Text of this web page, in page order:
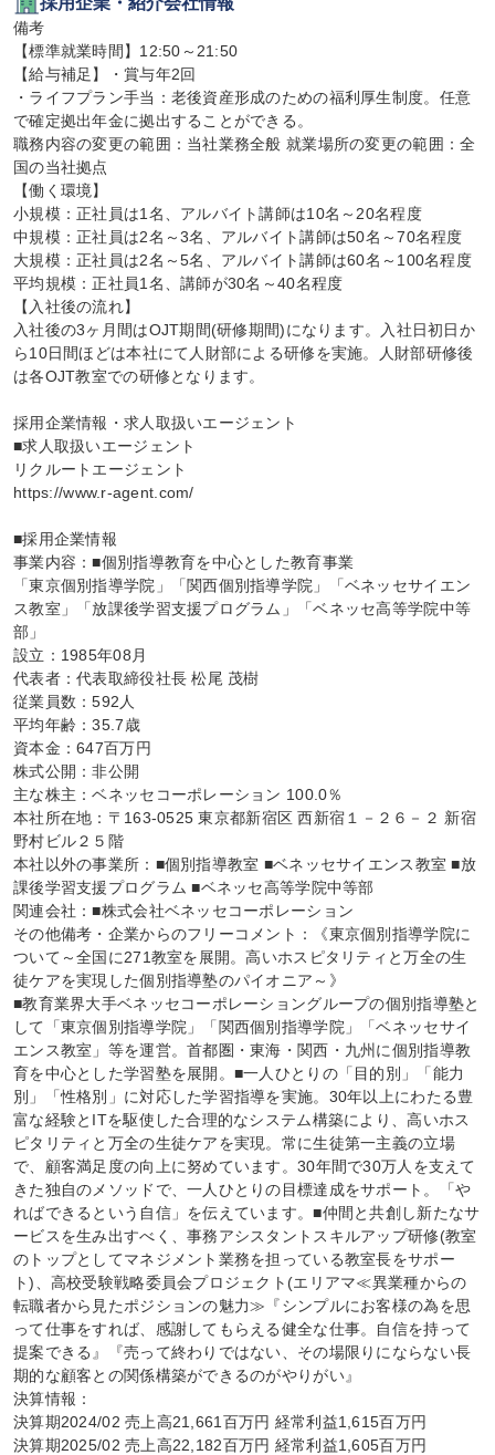
備考
【標準就業時間】12:50～21:50
【給与補足】・賞与年2回
・ライフプラン手当：老後資産形成のための福利厚生制度。任意
で確定拠出年金に拠出することができる。
職務内容の変更の範囲：当社業務全般 就業場所の変更の範囲：全
国の当社拠点
【働く環境】
小規模：正社員は1名、アルバイト講師は10名～20名程度
中規模：正社員は2名～3名、アルバイト講師は50名～70名程度
大規模：正社員は2名～5名、アルバイト講師は60名～100名程度
平均規模：正社員1名、講師が30名～40名程度
【入社後の流れ】
入社後の3ヶ月間はOJT期間(研修期間)になります。入社日初日か
ら10日間ほどは本社にて人財部による研修を実施。人財部研修後
は各OJT教室での研修となります。
採用企業情報・求人取扱いエージェント
■求人取扱いエージェント
リクルートエージェント
https://www.r-agent.com/
■採用企業情報
事業内容：■個別指導教育を中心とした教育事業
「東京個別指導学院」「関西個別指導学院」「ベネッセサイエン
ス教室」「放課後学習支援プログラム」「ベネッセ高等学院中等
部」
設立：1985年08月
代表者：代表取締役社長 松尾 茂樹
従業員数：592人
平均年齢：35.7歳
資本金：647百万円
株式公開：非公開
主な株主：ベネッセコーポレーション 100.0％
本社所在地：〒163-0525 東京都新宿区 西新宿１－２６－２ 新宿
野村ビル２５階
本社以外の事業所：■個別指導教室 ■ベネッセサイエンス教室 ■放
課後学習支援プログラム ■ベネッセ高等学院中等部
関連会社：■株式会社ベネッセコーポレーション
その他備考・企業からのフリーコメント：《東京個別指導学院に
ついて～全国に271教室を展開。高いホスピタリティと万全の生
徒ケアを実現した個別指導塾のパイオニア～》
■教育業界大手ベネッセコーポレーショングループの個別指導塾と
して「東京個別指導学院」「関西個別指導学院」「ベネッセサイ
エンス教室」等を運営。首都圏・東海・関西・九州に個別指導教
育を中心とした学習塾を展開。■一人ひとりの「目的別」「能力
別」「性格別」に対応した学習指導を実施。30年以上にわたる豊
富な経験とITを駆使した合理的なシステム構築により、高いホス
ピタリティと万全の生徒ケアを実現。常に生徒第一主義の立場
で、顧客満足度の向上に努めています。30年間で30万人を支えて
きた独自のメソッドで、一人ひとりの目標達成をサポート。「や
ればできるという自信」を伝えています。■仲間と共創し新たなサ
ービスを生み出すべく、事務アシスタントスキルアップ研修(教室
のトップとしてマネジメント業務を担っている教室長をサポー
ト)、高校受験戦略委員会プロジェクト(エリアマ≪異業種からの
転職者から見たポジションの魅力≫『シンプルにお客様の為を思
って仕事をすれば、感謝してもらえる健全な仕事。自信を持って
提案できる』『売って終わりではない、その場限りにならない長
期的な顧客との関係構築ができるのがやりがい』
決算情報：
決算期2024/02 売上高21,661百万円 経常利益1,615百万円
決算期2025/02 売上高22,182百万円 経常利益1,605百万円